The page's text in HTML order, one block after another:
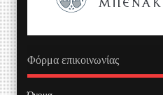
Φόρμα επικοινωνίας